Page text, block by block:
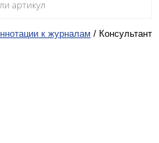
к журналам / Консультант